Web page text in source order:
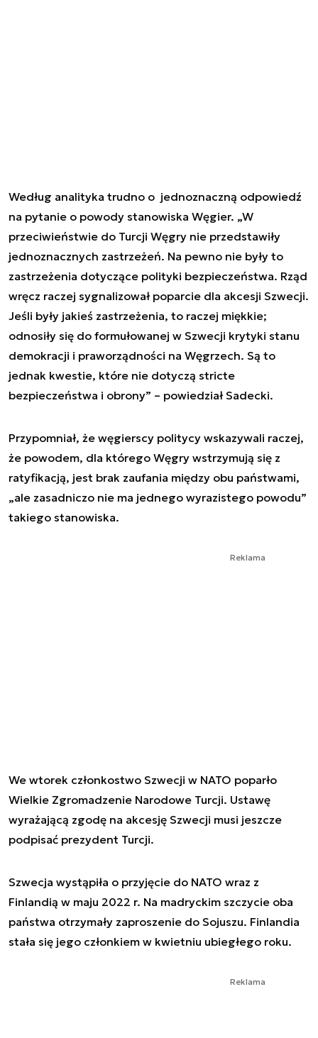
Według analityka trudno o jednoznaczną odpowiedź
na pytanie o powody stanowiska Węgier. „W
przeciwieństwie do Turcji Węgry nie przedstawiły
jednoznacznych zastrzeżeń. Na pewno nie były to
zastrzeżenia dotyczące polityki bezpieczeństwa. Rząd
wręcz raczej sygnalizował poparcie dla akcesji Szwecji.
Jeśli były jakieś zastrzeżenia, to raczej miękkie;
odnosiły się do formułowanej w Szwecji krytyki stanu
demokracji i praworządności na Węgrzech. Są to
jednak kwestie, które nie dotyczą stricte
bezpieczeństwa i obrony” – powiedział Sadecki.
Przypomniał, że węgierscy politycy wskazywali raczej,
że powodem, dla którego Węgry wstrzymują się z
ratyfikacją, jest brak zaufania między obu państwami,
„ale zasadniczo nie ma jednego wyrazistego powodu”
takiego stanowiska.
Reklama
We wtorek członkostwo Szwecji w NATO poparło
Wielkie Zgromadzenie Narodowe Turcji. Ustawę
wyrażającą zgodę na akcesję Szwecji musi jeszcze
podpisać prezydent Turcji.
Szwecja wystąpiła o przyjęcie do NATO wraz z
Finlandią w maju 2022 r. Na madryckim szczycie oba
państwa otrzymały zaproszenie do Sojuszu. Finlandia
stała się jego członkiem w kwietniu ubiegłego roku.
Reklama